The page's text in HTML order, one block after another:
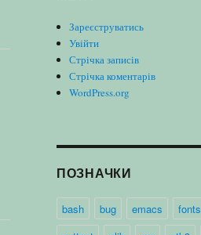
Зареєструватись
Увійти
Стрічка записів
Стрічка коментарів
WordPress.org
ПОЗНАЧКИ
bash bug emacs fonts